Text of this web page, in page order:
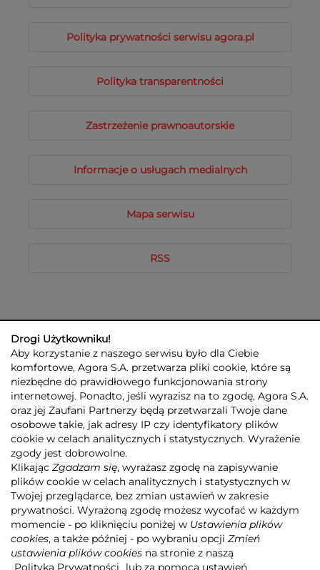
Polityka prywatności serwisu agora.pl
Polityka transparentności
Zastrzeżenie prawnoautorskie
Informacje o usługach medialnych
Mapa serwisu
RSS
GRUPA AGORA DLA INWESTORÓW DLA MEDIÓW
REKLAMA
ESG
KONTAKT
© 2026 Copyright AGORA SA
POLITYKA PRYWATNOŚCI AGORA S.A.
POLITYKA PRYWATNOŚCI SERWISU AGORA.PL
POLITYKA TRANSPARENTNOŚCI
ZASTRZEŻENIE PRAWNOAUTORSKIE
INFORMACJE O USŁUGACH MEDIALNYCH
MAPA SERWISU RSS
Realizacja
Drogi Użytkowniku!
Aby korzystanie z naszego serwisu było dla Ciebie
komfortowe, Agora S.A. przetwarza pliki cookie, które są
niezbędne do prawidłowego funkcjonowania strony
internetowej. Ponadto, jeśli wyrazisz na to zgodę, Agora S.A.
oraz jej Zaufani Partnerzy będą przetwarzali Twoje dane
osobowe takie, jak adresy IP czy identyfikatory plików
cookie w celach analitycznych i statystycznych. Wyrażenie
zgody jest dobrowolne.
Klikając Zgadzam się, wyrażasz zgodę na zapisywanie
plików cookie w celach analitycznych i statystycznych w
Twojej przeglądarce, bez zmian ustawień w zakresie
prywatności. Wyrażoną zgodę możesz wycofać w każdym
momencie - po kliknięciu poniżej w Ustawienia plików
cookies, a także później - po wybraniu opcji Zmień
ustawienia plików cookies na stronie z naszą
Polityką Prywatności
lub za pomocą ustawień